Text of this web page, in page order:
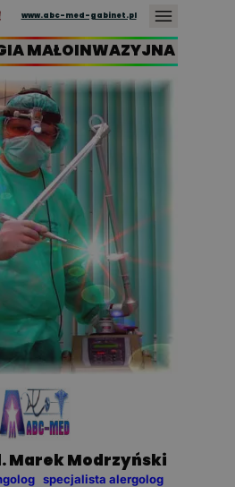
www.abc-med-gabinet.pl
MAŁOINWAZYJNA
specjalista alergolog
Marek Modrzyński